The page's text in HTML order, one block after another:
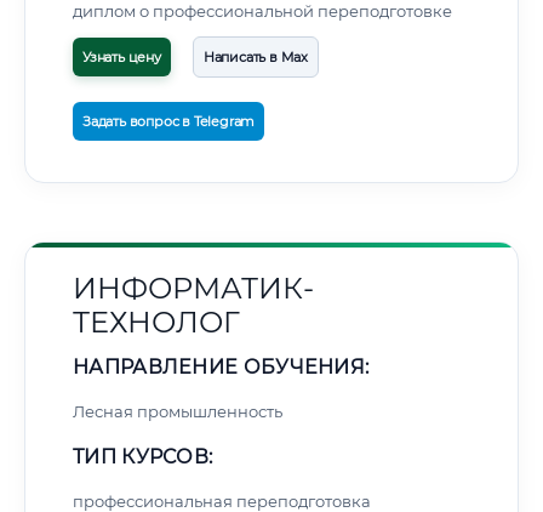
диплом о профессиональной переподготовке
Узнать цену Написать в Max
Задать вопрос в Telegram
ИНФОРМАТИК-
ТЕХНОЛОГ
НАПРАВЛЕНИЕ ОБУЧЕНИЯ:
Лесная промышленность
ТИП КУРСОВ:
профессиональная переподготовка